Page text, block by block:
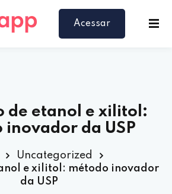
Acessar
de etanol e xilitol:
inovador da USP
Uncategorized
e xilitol: método inovador
da USP